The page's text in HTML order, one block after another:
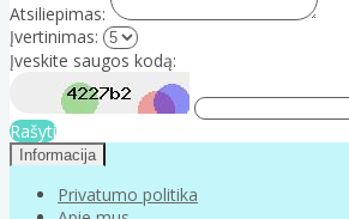
Atsiliepimas:
Įvertinimas:
Įveskite saugos kodą:
Rašyti
Informacija
Privatumo politika